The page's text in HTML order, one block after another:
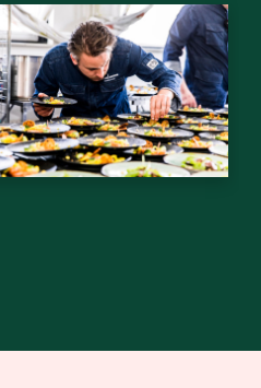
Bedrijfsborrel